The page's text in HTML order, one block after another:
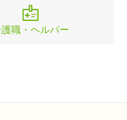
職・ヘルパー